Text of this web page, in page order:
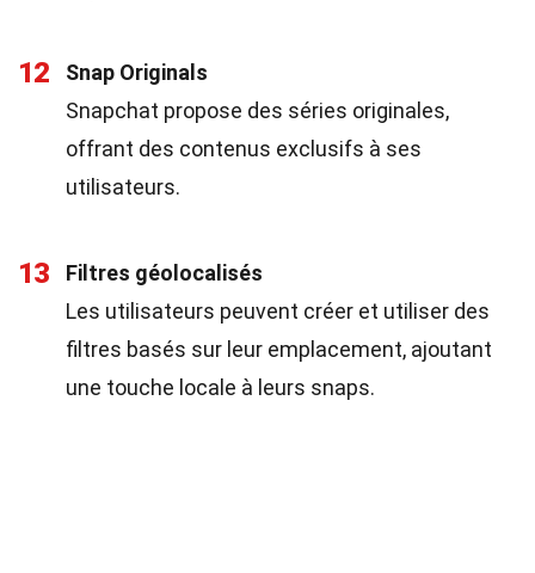
12
Snap Originals
Snapchat propose des séries originales,
offrant des contenus exclusifs à ses
utilisateurs.
13
Filtres géolocalisés
Les utilisateurs peuvent créer et utiliser des
filtres basés sur leur emplacement, ajoutant
une touche locale à leurs snaps.